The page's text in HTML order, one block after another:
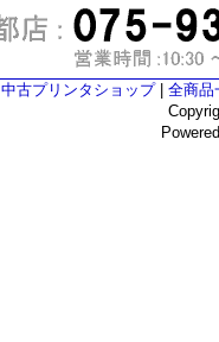
中古プリンタショップ| 全商品